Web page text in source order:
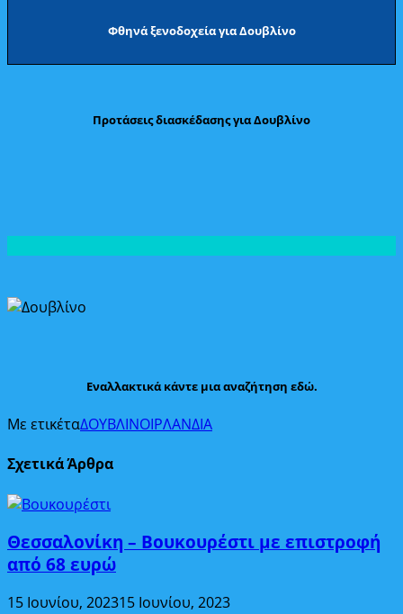
Φθηνά ξενοδοχεία για Δουβλίνο
Προτάσεις διασκέδασης για Δουβλίνο
Εναλλακτικά κάντε μια αναζήτηση εδώ.
Με ετικέταΔΟΥΒΛΙΝΟΙΡΛΑΝΔΙΑ
Σχετικά Άρθρα
Θεσσαλονίκη – Βουκουρέστι με επιστροφή
από 68 ευρώ
15 Ιουνίου, 202315 Ιουνίου, 2023